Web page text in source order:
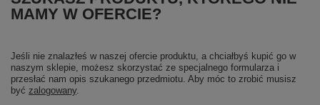
MAMY W OFERCIE?
Jeśli nie znalazłeś w naszej ofercie produktu, a chciałbyś kupić go w
naszym sklepie, możesz skorzystać ze specjalnego formularza i
przesłać nam opis szukanego przedmiotu. Aby móc to zrobić musisz
być zalogowany.